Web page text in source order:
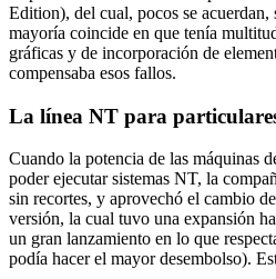
Edition), del cual, pocos se
mayoría coincide en que tenía
gráficas y de incorporación de
compensaba esos fallos.
La línea NT para
Cuando la potencia de las máquinas
poder ejecutar sistemas NT, la
sin recortes, y aprovechó el cambio
versión, la cual tuvo una expansión
un gran lanzamiento en lo que
podía hacer el mayor desembolso).